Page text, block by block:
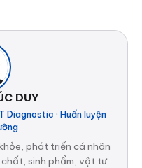
DUY
Diagnostic · Huấn luyện
phát triển cá nhân
sinh phẩm, vật tư